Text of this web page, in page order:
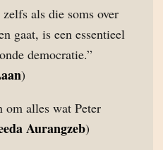
als die soms over
gaat, is een essentieel
democratie.”
)
om alles wat Peter
Aurangzeb)